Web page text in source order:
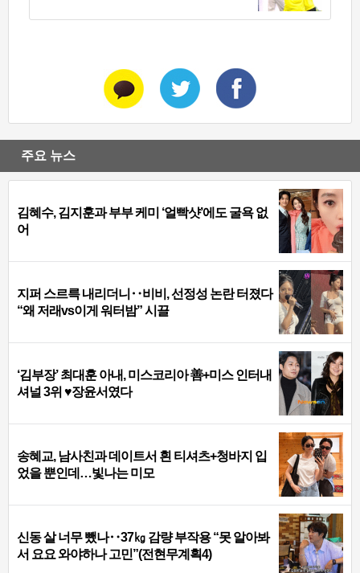
주요 뉴스
김혜수, 김지훈과 부부 케미 ‘얼빡샷’에도 굴욕 없
어
지퍼 스르륵 내리더니‥비비, 선정성 논란 터졌다
“왜 저래vs이게 워터밤” 시끌
‘김부장’ 최대훈 아내, 미스코리아 善+미스 인터내
셔널 3위 ♥장윤서였다
송혜교, 남사친과 데이트서 흰 티셔츠+청바지 입
었을 뿐인데…빛나는 미모
신동 살 너무 뺐나‥37㎏ 감량 부작용 “못 알아봐
서 요요 와야하나 고민”(전현무계획4)